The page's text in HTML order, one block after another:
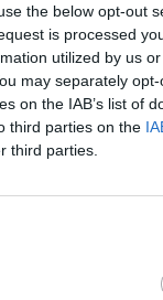
the below opt-out
is processed
utilized by us
may separately
on the IAB’s list of
third parties on the
third parties.
Ramiojo
dažnai
„Kamčiatkinis“,
atveju galime